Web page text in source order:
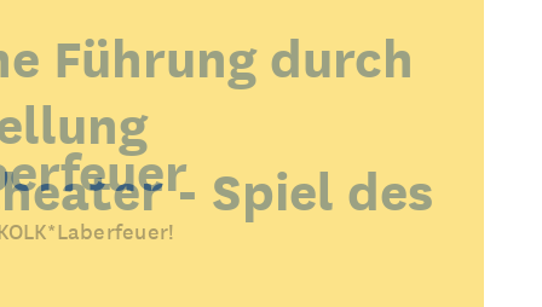
Führung durch
- Spiel des